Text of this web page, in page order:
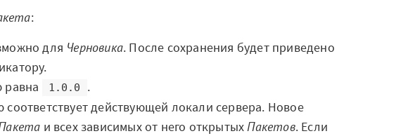
:
для Черновика. После сохранения будет приведено
равна 1.0.0
.
действующей локали сервера. Новое
и всех зависимых от него открытыхПакетов. Если